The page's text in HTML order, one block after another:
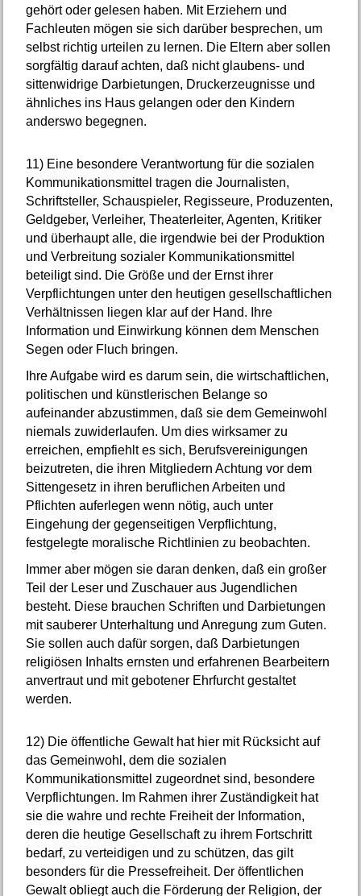
gehört oder gelesen haben. Mit Erziehern und
Fachleuten mögen sie sich darüber besprechen, um
selbst richtig urteilen zu lernen. Die Eltern aber sollen
sorgfältig darauf achten, daß nicht glaubens- und
sittenwidrige Darbietungen, Druckerzeugnisse und
ähnliches ins Haus gelangen oder den Kindern
anderswo begegnen.
11)Eine besondere Verantwortung für die sozialen
Kommunikationsmittel tragen die Journalisten,
Schriftsteller, Schauspieler, Regisseure, Produzenten,
Geldgeber, Verleiher, Theaterleiter, Agenten, Kritiker
und überhaupt alle, die irgendwie bei der Produktion
und Verbreitung sozialer Kommunikationsmittel
beteiligt sind. Die Größe und der Ernst ihrer
Verpflichtungen unter den heutigen gesellschaftlichen
Verhältnissen liegen klar auf der Hand. Ihre
Information und Einwirkung können dem Menschen
Segen oder Fluch bringen.
Ihre Aufgabe wird es darum sein, die wirtschaftlichen,
politischen und künstlerischen Belange so
aufeinander abzustimmen, daß sie dem Gemeinwohl
niemals zuwiderlaufen. Um dies wirksamer zu
erreichen, empfiehlt es sich, Berufsvereinigungen
beizutreten, die ihren Mitgliedern Achtung vor dem
Sittengesetz in ihren beruflichen Arbeiten und
Pflichten auferlegen wenn nötig, auch unter
Eingehung der gegenseitigen Verpflichtung,
festgelegte moralische Richtlinien zu beobachten.
Immer aber mögen sie daran denken, daß ein großer
Teil der Leser und Zuschauer aus Jugendlichen
besteht. Diese brauchen Schriften und Darbietungen
mit sauberer Unterhaltung und Anregung zum Guten.
Sie sollen auch dafür sorgen, daß Darbietungen
religiösen Inhalts ernsten und erfahrenen Bearbeitern
anvertraut und mit gebotener Ehrfurcht gestaltet
werden.
12)Die öffentliche Gewalt hat hier mit Rücksicht auf
das Gemeinwohl, dem die sozialen
Kommunikationsmittel zugeordnet sind, besondere
Verpflichtungen. Im Rahmen ihrer Zuständigkeit hat
sie die wahre und rechte Freiheit der Information,
deren die heutige Gesellschaft zu ihrem Fortschritt
bedarf, zu verteidigen und zu schützen, das gilt
besonders für die Pressefreiheit. Der öffentlichen
Gewalt obliegt auch die Förderung der Religion, der